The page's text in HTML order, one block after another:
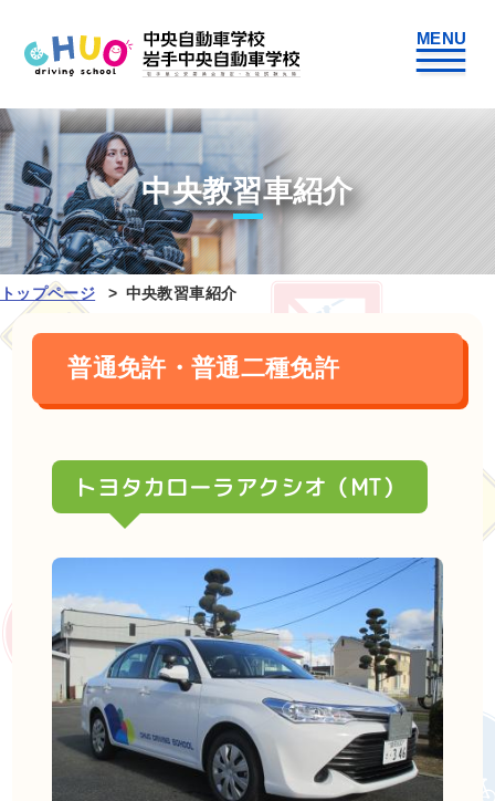
中央教習車紹介
トップページ 中央教習車紹介
普通免許・普通二種免許
トヨタカローラアクシオ（MT）